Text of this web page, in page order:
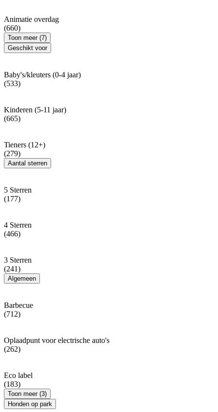
Animatie overdag
(660)
Toon meer (7)
Geschikt voor
Baby's/kleuters (0-4 jaar)
(533)
Kinderen (5-11 jaar)
(665)
Tieners (12+)
(279)
Aantal sterren
5 Sterren
(177)
4 Sterren
(466)
3 Sterren
(241)
Algemeen
Barbecue
(712)
Oplaadpunt voor electrische auto's
(262)
Eco label
(183)
Toon meer (3)
Honden op park